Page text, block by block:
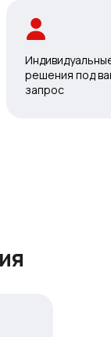
решения под
запрос